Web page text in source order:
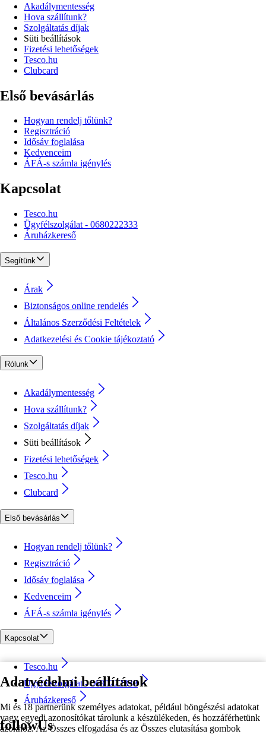
Adatvédelmi beállítások
Mi és 18 partnerünk személyes adatokat, például böngészési adatokat
vagy egyedi azonosítókat tárolunk a készülékeden, és hozzáférhetünk
azokhoz. Az Összes elfogadása és az Összes elutasítása gombok
Akadálymentesség
Hova szállítunk?
Szolgáltatás díjak
Süti beállítások
Fizetési lehetőségek
Tesco.hu
Clubcard
Első bevásárlás
Hogyan rendelj tőlünk?
Regisztráció
Idősáv foglalása
Kedvenceim
ÁFÁ-s számla igénylés
Kapcsolat
Tesco.hu
Ügyfélszolgálat - 0680222333
Áruházkereső
Segítünk
Árak
Biztonságos online rendelés
Általános Szerződési Feltételek
Adatkezelési és Cookie tájékoztató
Rólunk
Akadálymentesség
Hova szállítunk?
Szolgáltatás díjak
Süti beállítások
Fizetési lehetőségek
Tesco.hu
Clubcard
Első bevásárlás
Hogyan rendelj tőlünk?
Regisztráció
Idősáv foglalása
Kedvenceim
ÁFÁ-s számla igénylés
Kapcsolat
Tesco.hu
Ügyfélszolgálat - 0680222333
Áruházkereső
followUs